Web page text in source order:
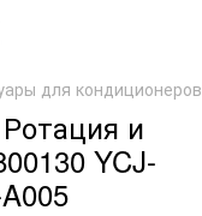
для кондиционеров
и
YCJ-